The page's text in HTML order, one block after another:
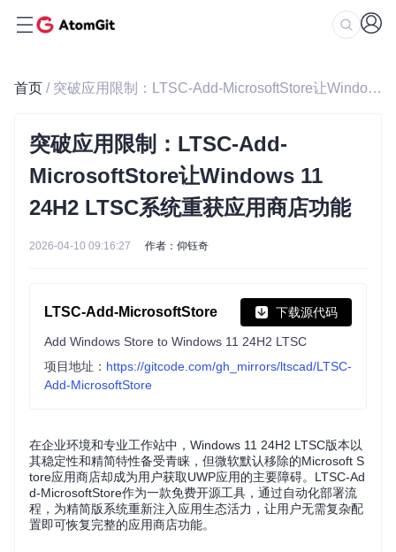
首页 / 突破应用限制：LTSC-Add-MicrosoftStore让Windows 11 24H2 LTSC系统重获应用商店功能
突破应用限制：LTSC-Add-
MicrosoftStore让Windows 11
24H2 LTSC系统重获应用商店功能
2026-04-10 09:16:27 作者：仰钰奇
LTSC-Add-MicrosoftStore 下载源代码
Add Windows Store to Windows 11 24H2 LTSC
项目地址： https://gitcode.com/gh_mirrors/ltscad/LTSC-
Add-MicrosoftStore
在企业环境和专业工作站中，Windows 11 24H2 LTSC版本以
其稳定性和精简特性备受青睐，但微软默认移除的Microsoft S
tore应用商店却成为用户获取UWP应用的主要障碍。LTSC-Ad
d-MicrosoftStore作为一款免费开源工具，通过自动化部署流
程，为精简版系统重新注入应用生态活力，让用户无需复杂配
置即可恢复完整的应用商店功能。